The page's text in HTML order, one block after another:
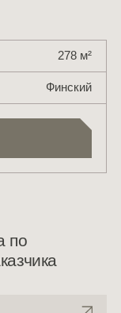
278 м²
Финский
по